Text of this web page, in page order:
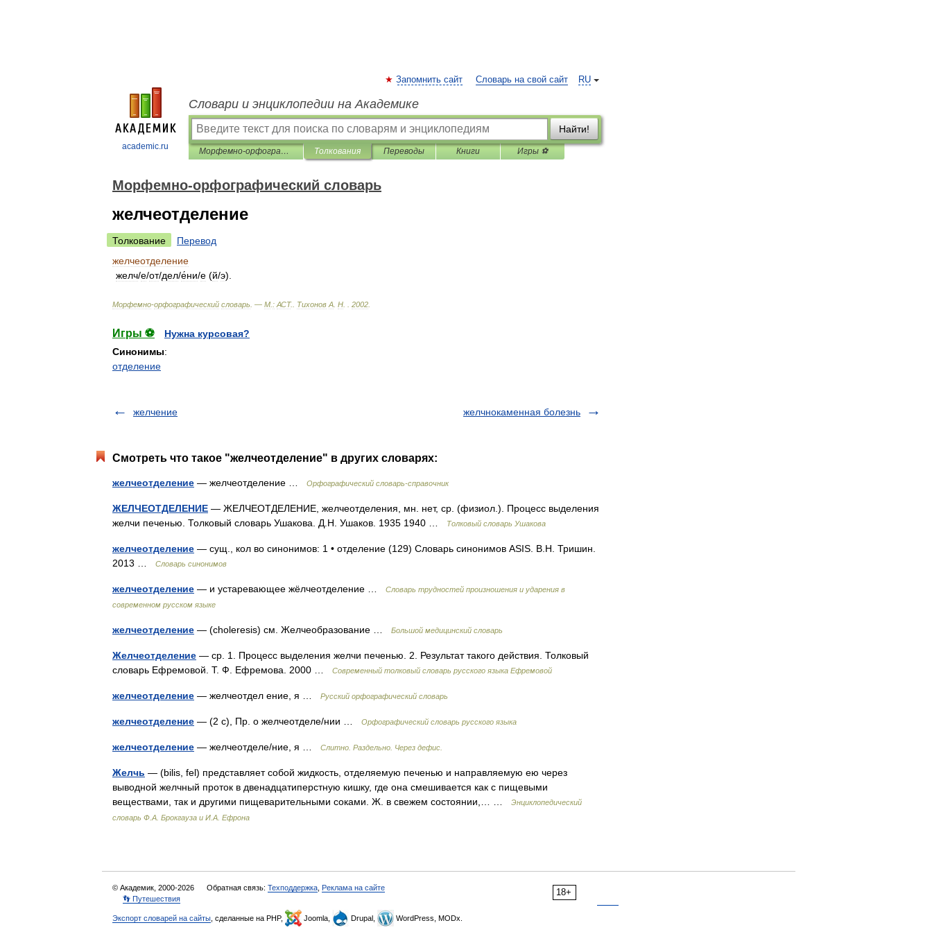
academic.ru
RU
Запомнить сайт Словарь на свой сайт
Словари и энциклопедии на Академике
Найти!
Морфемно-орфографический словарь Толкования Переводы Книги Игры ⚽
Морфемно-орфографический словарь
желчеотделение
Толкование
Перевод
желчеотделение
желч/е/от/дел/е́ни/е (й/э).
Морфемно-орфографический словарь . — М : АСТ. Тихонов А Н 2002
Игры ⚽
Нужна курсовая?
Синонимы:
отделение
желчение желчнокаменная болезнь
Смотреть что такое "желчеотделение" в других словарях:
желчеотделение — желчеотделение … Орфографический словарь-справочник
ЖЕЛЧЕОТДЕЛЕНИЕ — ЖЕЛЧЕОТДЕЛЕНИЕ, желчеотделения, мн. нет, ср. (физиол.). Процесс выделения
желчи печенью. Толковый словарь Ушакова. Д.Н. Ушаков. 1935 1940 …
Толковый словарь Ушакова
желчеотделение — сущ., кол во синонимов: 1 • отделение (129) Словарь синонимов ASIS. В.Н. Тришин.
2013 …
Словарь синонимов
желчеотделение — и устаревающее жёлчеотделение …
Словарь трудностей произношения и ударения в
современном русском языке
желчеотделение — (choleresis) см. Желчеобразование … Большой медицинский словарь
Желчеотделение — ср. 1. Процесс выделения желчи печенью. 2. Результат такого действия. Толковый
словарь Ефремовой. Т. Ф. Ефремова. 2000 …
Современный толковый словарь русского языка Ефремовой
желчеотделение — желчеотдел ение, я … Русский орфографический словарь
желчеотделение — (2 с), Пр. о желчеотделе/нии … Орфографический словарь русского языка
желчеотделение — желчеотделе/ние, я … Слитно. Раздельно. Через дефис.
Желчь — (bilis, fel) представляет собой жидкость, отделяемую печенью и направляемую ею через
выводной желчный проток в двенадцатиперстную кишку, где она смешивается как с пищевыми
веществами, так и другими пищеварительными соками. Ж. в свежем состоянии,… …
Энциклопедический
словарь Ф.А. Брокгауза и И.А. Ефрона
18+
© Академик, 2000-2026 Обратная связь: Техподдержка Реклама на сайте
👣 Путешествия
Экспорт словарей на сайты , сделанные на PHP, Joomla, Drupal, WordPress, MODx.